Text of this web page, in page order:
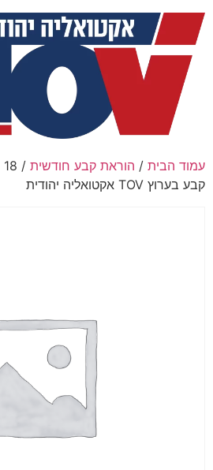
עמוד הבית / הוראת קבע חודשית
קבע בערוץ TOV אקטואליה יהודית